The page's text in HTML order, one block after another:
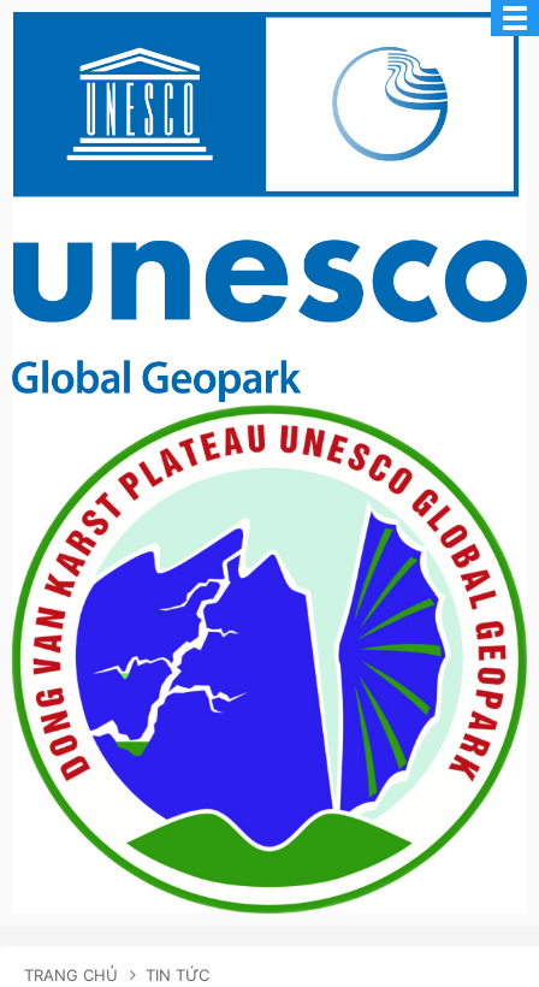
TRANG CHỦ TIN TỨC